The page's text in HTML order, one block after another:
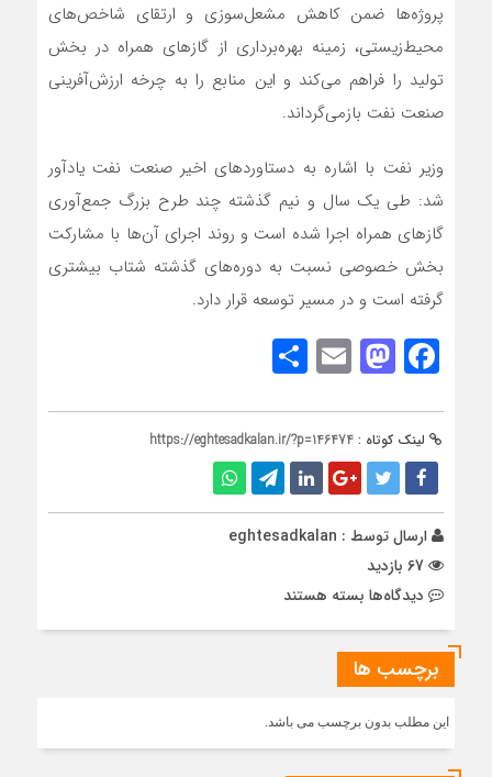
پروژه‌ها ضمن کاهش مشعل‌سوزی و ارتقای شاخص‌های
محیط‌زیستی، زمینه بهره‌برداری از گازهای همراه در بخش
تولید را فراهم می‌کند و این منابع را به چرخه ارزش‌آفرینی
صنعت نفت بازمی‌گرداند.
وزیر نفت با اشاره به دستاوردهای اخیر صنعت نفت یادآور
شد: طی یک‌ سال‌ و نیم گذشته چند طرح بزرگ جمع‌آوری
گازهای همراه اجرا شده است و روند اجرای آن‌ها با مشارکت
بخش خصوصی نسبت به دوره‌های گذشته شتاب بیشتری
گرفته است و در مسیر توسعه قرار دارد.
Facebook
Mastodon
Email
لینک کوتاه : https://eghtesadkalan.ir/?p=146474
ارسال توسط : eghtesadkalan
دیدگاه‌ها برای
افزایش
تولید
بسته هستند
برچسب ها
این مطلب بدون برچسب می باشد.